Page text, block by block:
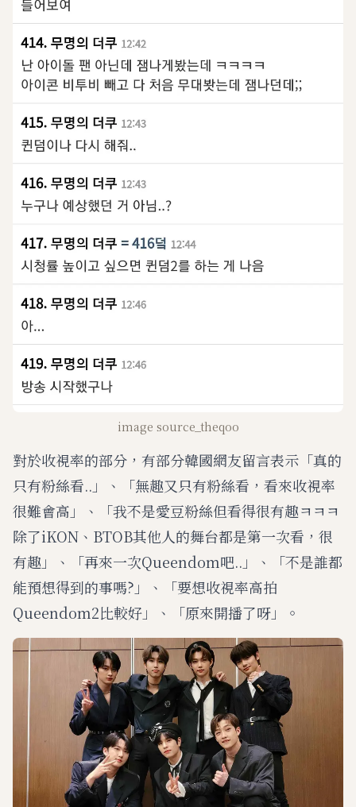
image source_theqoo
對於收視率的部分，有部分韓國網友留言表示「真的
只有粉絲看..」、「無趣又只有粉絲看，看來收視率
很難會高」、「我不是愛豆粉絲但看得很有趣ㅋㅋㅋ
除了iKON、BTOB其他人的舞台都是第一次看，很
有趣」、「再來一次Queendom吧..」、「不是誰都
能預想得到的事嗎?」、「要想收視率高拍
Queendom2比較好」、「原來開播了呀」。